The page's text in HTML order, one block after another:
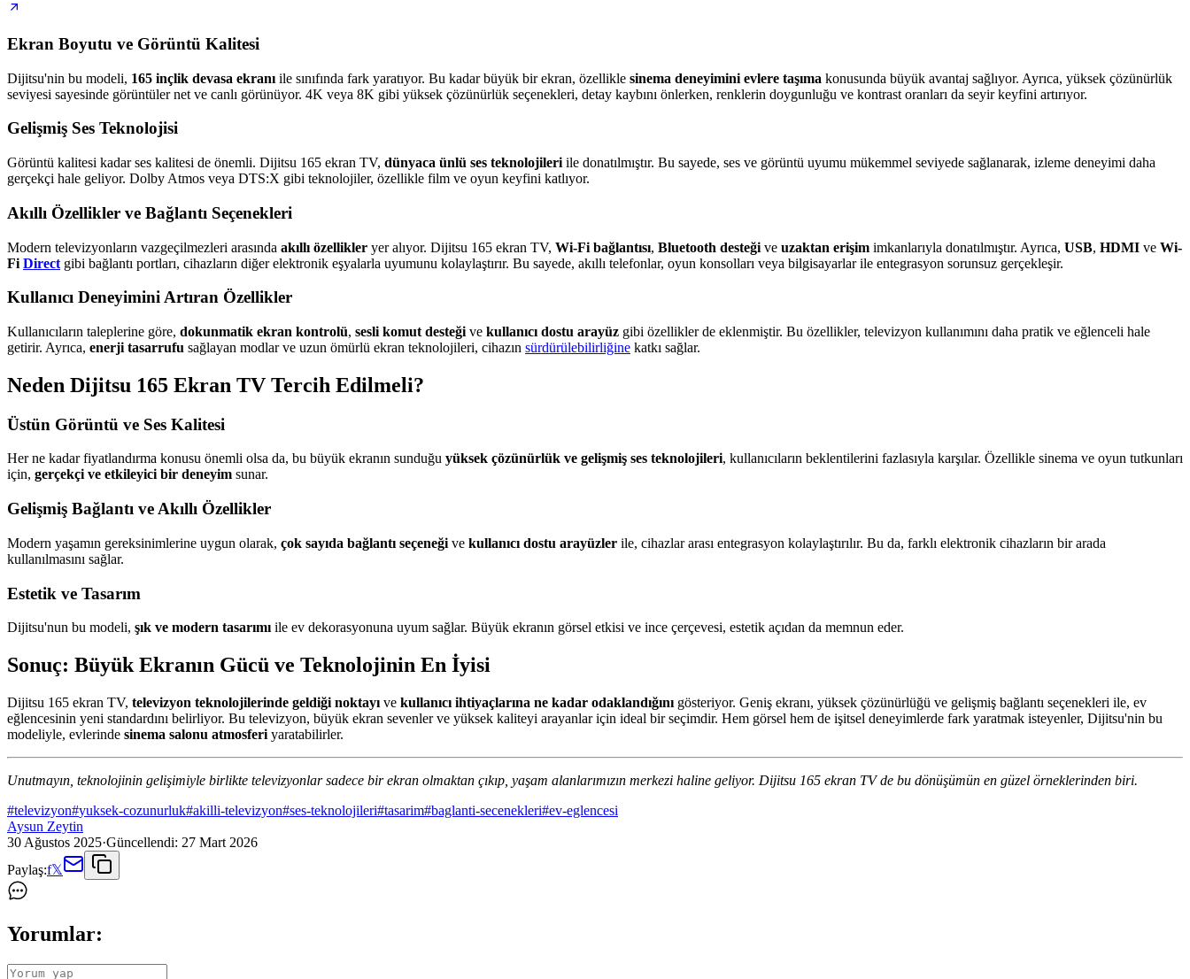
Ekran Boyutu ve Görüntü Kalitesi
Dijitsu'nin bu modeli, 165 inçlik devasa ekranı ile sınıfında fark yaratıyor. Bu kadar büyük bir ekran, özellikle sinema deneyimini evlere taşıma konusunda büyük avantaj sağlıyor. Ayrıca, yüksek çözünürlük
seviyesi sayesinde görüntüler net ve canlı görünüyor. 4K veya 8K gibi yüksek çözünürlük seçenekleri, detay kaybını önlerken, renklerin doygunluğu ve kontrast oranları da seyir keyfini artırıyor.
Gelişmiş Ses Teknolojisi
Görüntü kalitesi kadar ses kalitesi de önemli. Dijitsu 165 ekran TV, dünyaca ünlü ses teknolojileri ile donatılmıştır. Bu sayede, ses ve görüntü uyumu mükemmel seviyede sağlanarak, izleme deneyimi daha
gerçekçi hale geliyor. Dolby Atmos veya DTS:X gibi teknolojiler, özellikle film ve oyun keyfini katlıyor.
Akıllı Özellikler ve Bağlantı Seçenekleri
Modern televizyonların vazgeçilmezleri arasında akıllı özellikler yer alıyor. Dijitsu 165 ekran TV, Wi-Fi bağlantısı, Bluetooth desteği ve uzaktan erişim imkanlarıyla donatılmıştır. Ayrıca, USB, HDMI ve Wi-
Fi Direct gibi bağlantı portları, cihazların diğer elektronik eşyalarla uyumunu kolaylaştırır. Bu sayede, akıllı telefonlar, oyun konsolları veya bilgisayarlar ile entegrasyon sorunsuz gerçekleşir.
Kullanıcı Deneyimini Artıran Özellikler
Kullanıcıların taleplerine göre, dokunmatik ekran kontrolü, sesli komut desteği ve kullanıcı dostu arayüz gibi özellikler de eklenmiştir. Bu özellikler, televizyon kullanımını daha pratik ve eğlenceli hale
getirir. Ayrıca, enerji tasarrufu sağlayan modlar ve uzun ömürlü ekran teknolojileri, cihazın sürdürülebilirliğine katkı sağlar.
Neden Dijitsu 165 Ekran TV Tercih Edilmeli?
Üstün Görüntü ve Ses Kalitesi
Her ne kadar fiyatlandırma konusu önemli olsa da, bu büyük ekranın sunduğu yüksek çözünürlük ve gelişmiş ses teknolojileri, kullanıcıların beklentilerini fazlasıyla karşılar. Özellikle sinema ve oyun tutkunları
için, gerçekçi ve etkileyici bir deneyim sunar.
Gelişmiş Bağlantı ve Akıllı Özellikler
Modern yaşamın gereksinimlerine uygun olarak, çok sayıda bağlantı seçeneği ve kullanıcı dostu arayüzler ile, cihazlar arası entegrasyon kolaylaştırılır. Bu da, farklı elektronik cihazların bir arada
kullanılmasını sağlar.
Estetik ve Tasarım
Dijitsu'nun bu modeli, şık ve modern tasarımı ile ev dekorasyonuna uyum sağlar. Büyük ekranın görsel etkisi ve ince çerçevesi, estetik açıdan da memnun eder.
Sonuç: Büyük Ekranın Gücü ve Teknolojinin En İyisi
Dijitsu 165 ekran TV, televizyon teknolojilerinde geldiği noktayı ve kullanıcı ihtiyaçlarına ne kadar odaklandığını gösteriyor. Geniş ekranı, yüksek çözünürlüğü ve gelişmiş bağlantı seçenekleri ile, ev
eğlencesinin yeni standardını belirliyor. Bu televizyon, büyük ekran sevenler ve yüksek kaliteyi arayanlar için ideal bir seçimdir. Hem görsel hem de işitsel deneyimlerde fark yaratmak isteyenler, Dijitsu'nin bu
modeliyle, evlerinde sinema salonu atmosferi yaratabilirler.
Unutmayın, teknolojinin gelişimiyle birlikte televizyonlar sadece bir ekran olmaktan çıkıp, yaşam alanlarımızın merkezi haline geliyor. Dijitsu 165 ekran TV de bu dönüşümün en güzel örneklerinden biri.
#televizyon#yuksek-cozunurluk#akilli-televizyon#ses-teknolojileri#tasarim#baglanti-secenekleri#ev-eglencesi
Aysun Zeytin
30 Ağustos 2025·Güncellendi: 27 Mart 2026
Paylaş:f𝕏
Yorumlar: